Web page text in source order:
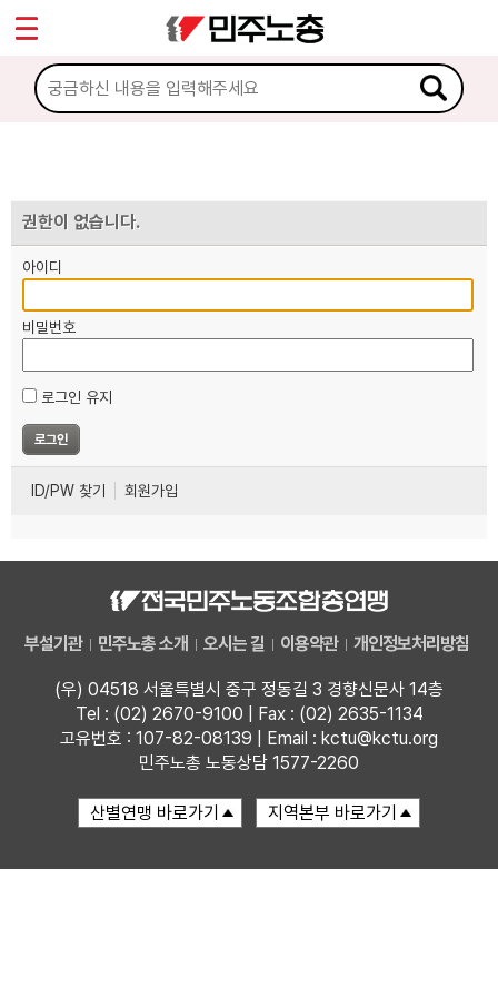
권한이 없습니다.
아이디
비밀번호
로그인 유지
ID/PW 찾기 회원가입
부설기관 민주노총 소개 오시는 길 이용약관 개인정보처리방침
(우) 04518 서울특별시 중구 정동길 3 경향신문사 14층
Tel : (02) 2670-9100 | Fax : (02) 2635-1134
고유번호 : 107-82-08139 | Email : kctu@kctu.org
민주노총 노동상담 1577-2260
마이페이지
소개
노동상담
자료
부설기관
업무